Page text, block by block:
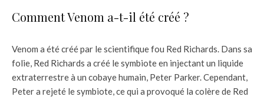
Comment Venom a-t-il été créé ?
Venom a été créé par le scientifique fou Red Richards. Dans sa
folie, Red Richards a créé le symbiote en injectant un liquide
extraterrestre à un cobaye humain, Peter Parker. Cependant,
Peter a rejeté le symbiote, ce qui a provoqué la colère de Red